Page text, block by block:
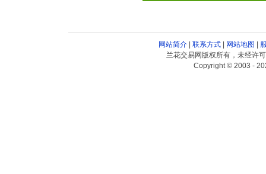
网站简介| 联系方式| 网站地图 |
兰花交易网版权所有，未经许
Copyright © 2003 -